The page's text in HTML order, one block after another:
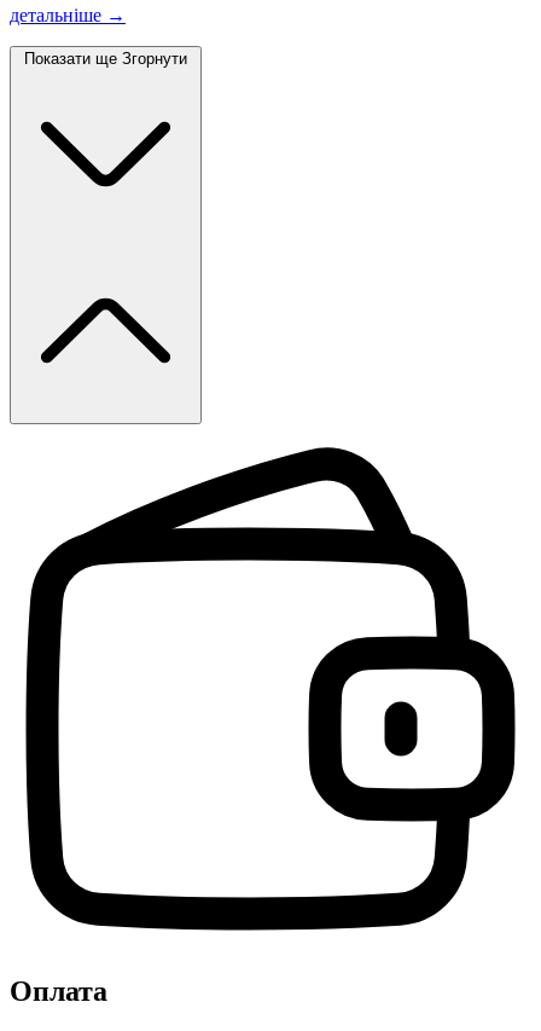
детальніше →
Показати ще Згорнути
Оплата